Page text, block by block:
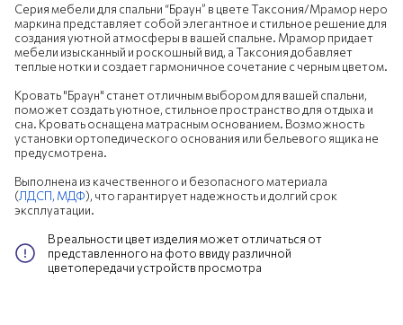
Серия мебели для спальни “Браун” в цвете Таксония/Мрамор неро
маркина представляет собой элегантное и стильное решение для
создания уютной атмосферы в вашей спальне. Мрамор придает
мебели изысканный и роскошный вид, а Таксония добавляет
теплые нотки и создает гармоничное сочетание с черным цветом.
Кровать "Браун" станет отличным выбором для вашей спальни,
поможет создать уютное, стильное пространство для отдыха и
сна. Кровать оснащена матрасным основанием. Возможность
установки ортопедического основания или бельевого ящика не
предусмотрена.
Выполнена из качественного и безопасного материала
(ЛДСП, МДФ), что гарантирует надежность и долгий срок
эксплуатации.
В реальности цвет изделия может отличаться от
представленного на фото ввиду различной
цветопередачи устройств просмотра